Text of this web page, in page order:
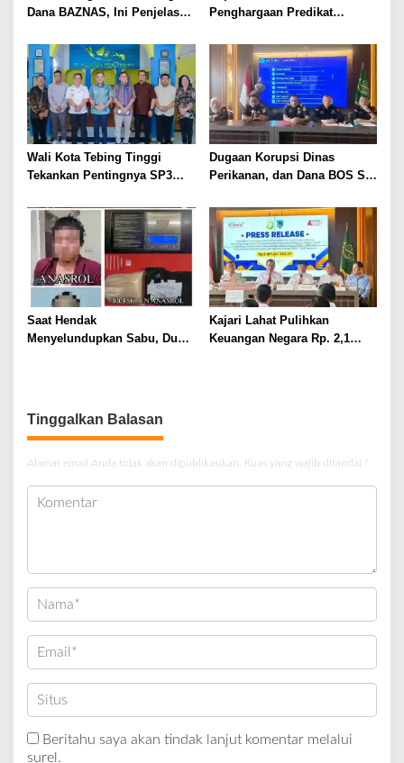
Dana BAZNAS, Ini Penjelasan
Penghargaan Predikat
Sumsel Tahun 2026
Wali Kota Tebing Tinggi
Tekankan Pentingnya SP3
Dugaan Korupsi Dinas
Perikanan, dan Dana BOS SD
Terus Dipertajam Kajari Lahat
Saat Hendak
Menyelundupkan Sabu, Dua
Kajari Lahat Pulihkan
Keuangan Negara Rp. 2,1
Tinggalkan Balasan
Alamat email Anda tidak akan dipublikasikan. Ruas yang wajib ditandai *
Beritahu saya akan tindak lanjut komentar melalui
surel.